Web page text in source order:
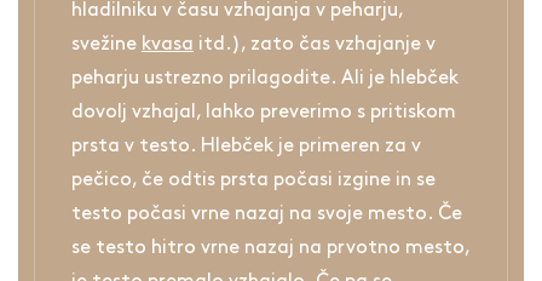
hladilniku v času vzhajanja v peharju,
svežine kvasa itd.), zato čas vzhajanje v
peharju ustrezno prilagodite. Ali je hlebček
dovolj vzhajal, lahko preverimo s pritiskom
prsta v testo. Hlebček je primeren za v
pečico, če odtis prsta počasi izgine in se
testo počasi vrne nazaj na svoje mesto. Če
se testo hitro vrne nazaj na prvotno mesto,